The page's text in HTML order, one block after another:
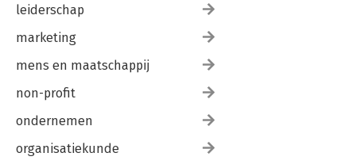
leiderschap
marketing
mens en maatschappij
non-profit
ondernemen
organisatiekunde